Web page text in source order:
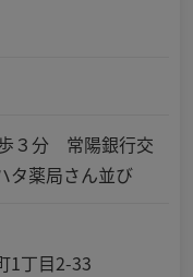
３分 常陽銀行交
タ薬局さん並び
1丁目2-33